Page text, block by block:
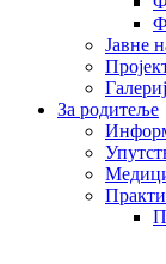
Јавне
За родитеље